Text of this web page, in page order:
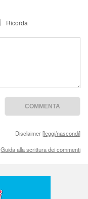
Ricorda
Disclaimer [leggi/nascondi]
Guida alla scrittura dei commenti